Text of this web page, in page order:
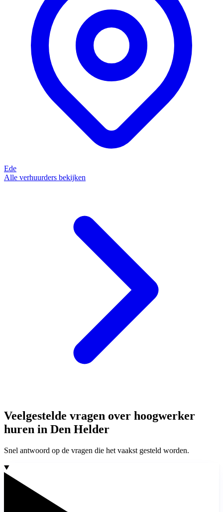
Ede
Alle verhuurders bekijken
Veelgestelde vragen over hoogwerker
huren in Den Helder
Snel antwoord op de vragen die het vaakst gesteld worden.